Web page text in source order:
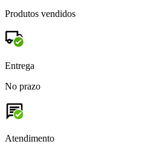
Produtos vendidos
Entrega
No prazo
Atendimento